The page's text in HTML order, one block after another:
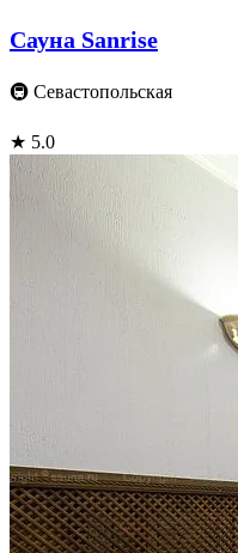
Сауна Sanrise
🚇 Севастопольская
★ 5.0